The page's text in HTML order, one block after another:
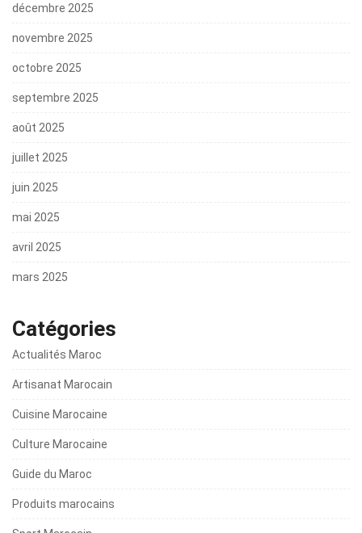
décembre 2025
novembre 2025
octobre 2025
septembre 2025
août 2025
juillet 2025
juin 2025
mai 2025
avril 2025
mars 2025
Catégories
Actualités Maroc
Artisanat Marocain
Cuisine Marocaine
Culture Marocaine
Guide du Maroc
Produits marocains